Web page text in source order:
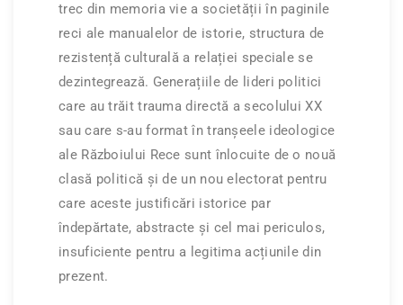
trec din memoria vie a societății în paginile
reci ale manualelor de istorie, structura de
rezistență culturală a relației speciale se
dezintegrează. Generațiile de lideri politici
care au trăit trauma directă a secolului XX
sau care s-au format în tranșeele ideologice
ale Războiului Rece sunt înlocuite de o nouă
clasă politică și de un nou electorat pentru
care aceste justificări istorice par
îndepărtate, abstracte și cel mai periculos,
insuficiente pentru a legitima acțiunile din
prezent.